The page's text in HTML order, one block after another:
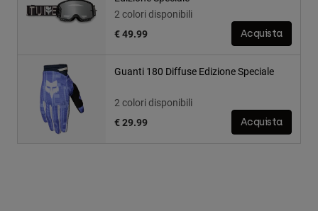
2 colori disponibili
€ 49.99
Acquista
Guanti 180 Diffuse Edizione Speciale
2 colori disponibili
€ 29.99
Acquista